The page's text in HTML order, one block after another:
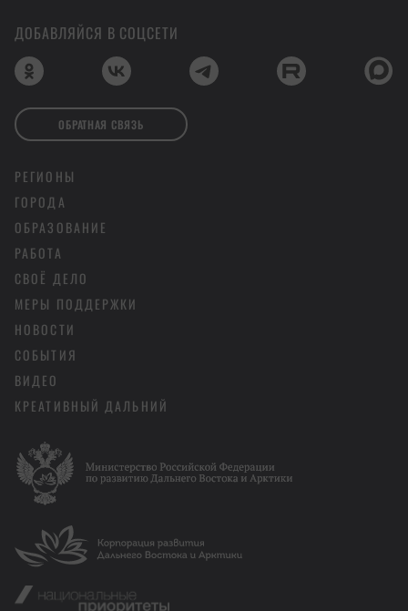
РЕГИОНЫ
ГОРОДА
ОБРАЗОВАНИЕ
РАБОТА
СВОЁ ДЕЛО
МЕРЫ ПОДДЕРЖКИ
НОВОСТИ
СОБЫТИЯ
ВИДЕО
КРЕАТИВНЫЙ ДАЛЬНИЙ
ДОБАВЛЯЙСЯ В СОЦСЕТИ
ОБРАТНАЯ СВЯЗЬ